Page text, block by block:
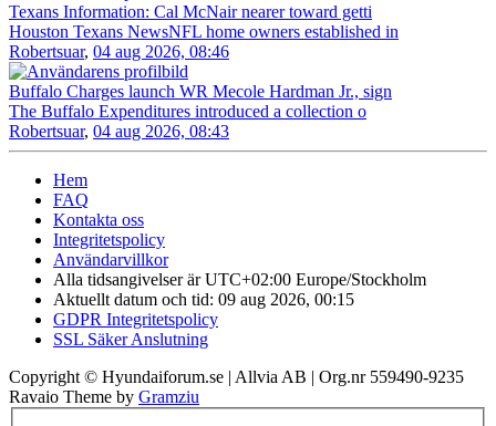
Texans Information: Cal McNair nearer toward getti
Houston Texans NewsNFL home owners established in
Robertsuar, 04 aug 2026, 08:46
Buffalo Charges launch WR Mecole Hardman Jr., sign
The Buffalo Expenditures introduced a collection o
Robertsuar, 04 aug 2026, 08:43
Hem
FAQ
Kontakta oss
Integritetspolicy
Användarvillkor
Alla tidsangivelser är UTC+02:00 Europe/Stockholm
Aktuellt datum och tid: 09 aug 2026, 00:15
GDPR Integritetspolicy
SSL Säker Anslutning
Copyright © Hyundaiforum.se | Allvia AB | Org.nr 559490-9235
Ravaio Theme by Gramziu